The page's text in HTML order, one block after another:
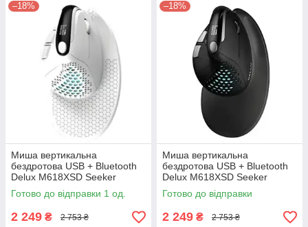
–18%
Миша вертикальна
бездротова USB + Bluetooth
Delux M618XSD Seeker
4000dpi 1000mAh з OLED
дисплеєм біла
Готово до відправки 1 од.
2 249 ₴ 2 753 ₴
–18%
Миша вертикальна
бездротова USB + Bluetooth
Delux M618XSD Seeker
4000dpi 1000mAh з OLED
дисплеєм чорна
Готово до відправки
2 249 ₴ 2 753 ₴